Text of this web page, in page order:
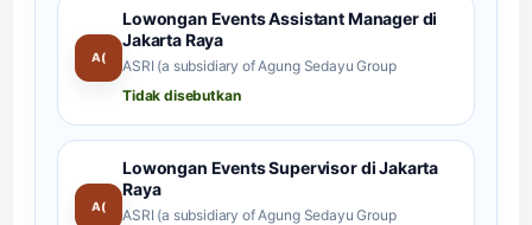
A(
Lowongan Events Assistant Manager di
Jakarta Raya
ASRI (a subsidiary of Agung Sedayu Group
Tidak disebutkan
A(
Lowongan Events Supervisor di Jakarta
Raya
ASRI (a subsidiary of Agung Sedayu Group